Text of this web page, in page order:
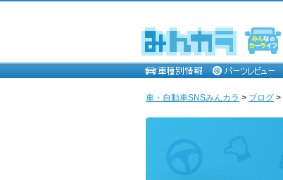
車・自動車SNSみんカラ > ブログ >